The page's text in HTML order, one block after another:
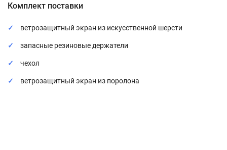
Комплект поставки
ветрозащитный экран из искусственной шерсти
запасные резиновые держатели
чехол
ветрозащитный экран из поролона